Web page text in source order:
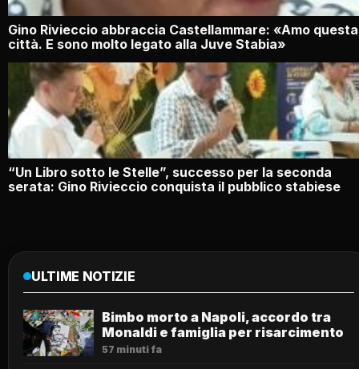
Gino Rivieccio abbraccia Castellammare: «Amo questa
città. E sono molto legato alla Juve Stabia»
“Un Libro sotto le Stelle”, successo per la seconda
serata: Gino Rivieccio conquista il pubblico stabiese
ULTIME NOTIZIE
Bimbo morto a Napoli, accordo tra
Monaldi e famiglia per risarcimento
57 minuti fa